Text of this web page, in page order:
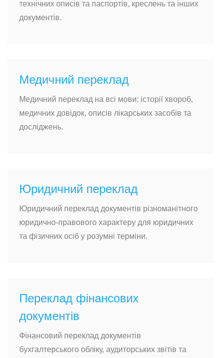
технічних описів та паспортів, креслень та інших
документів.
Медичний переклад
Медичний переклад на всі мови: історії хвороб,
медичних довідок, описів лікарських засобів та
досліджень.
Юридичний переклад
Юридичний переклад документів різноманітного
юридично-правового характеру для юридичних
та фізичних осіб у розумні терміни.
Переклад фінансових
документів
Фінансовий переклад документів
бухгалтерського обліку, аудиторських звітів та